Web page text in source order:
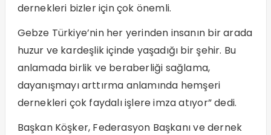
dernekleri bizler için çok önemli.
Gebze Türkiye’nin her yerinden insanın bir arada
huzur ve kardeşlik içinde yaşadığı bir şehir. Bu
anlamada birlik ve beraberliği sağlama,
dayanışmayı arttırma anlamında hemşeri
dernekleri çok faydalı işlere imza atıyor” dedi.
Başkan Köşker, Federasyon Başkanı ve dernek